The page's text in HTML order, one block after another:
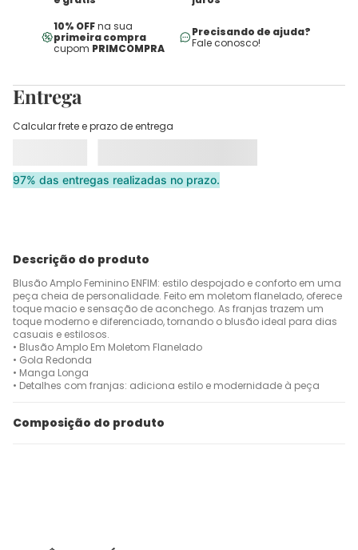
10% OFFna sua
primeira compra
cupom PRIMCOMPRA
Precisando de ajuda?
Fale conosco!
Entrega
Calcular frete e prazo de entrega
97% das entregas realizadas no prazo.
Descrição do produto
Blusão Amplo Feminino ENFIM: estilo despojado e conforto em uma
peça cheia de personalidade. Feito em moletom flanelado, oferece
toque macio e sensação de aconchego. As franjas trazem um
toque moderno e diferenciado, tornando o blusão ideal para dias
casuais e estilosos.
• Blusão Amplo Em Moletom Flanelado
• Gola Redonda
• Manga Longa
• Detalhes com franjas: adiciona estilo e modernidade à peça
Composição do produto